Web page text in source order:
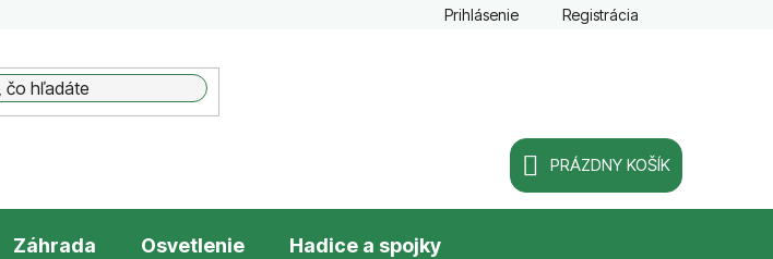
Prihlásenie Registrácia
NÁKUPNÝ
PRÁZDNY KOŠÍK
Záhrada Osvetlenie Hadice a spojky